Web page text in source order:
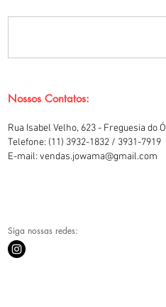
Nossos Contatos:
Rua Isabel Velho, 623 - Freguesia do Ó
Telefone: (11) 3932-1832 / 3931-7919
E-mail: vendas.jowama@gmail.com
Siga nossas redes: